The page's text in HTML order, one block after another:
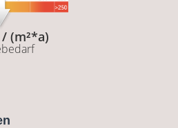
(m²*a)